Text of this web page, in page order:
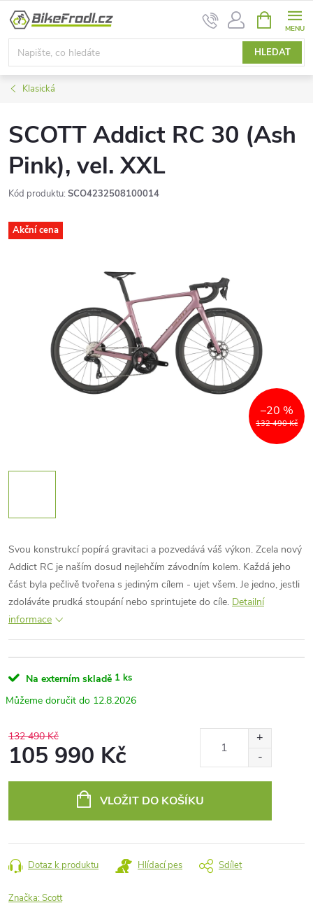
Přejít
obsah
HLEDAT
NÁKUPNÍ
KOŠÍK
Klasická
SCOTT Addict RC 30 (Ash
Pink), vel. XXL
Kód produktu: SCO4232508100014
Akční cena
132 490 Kč
–20 %
Svou konstrukcí popírá gravitaci a pozvedává váš výkon. Zcela nový
Addict RC je naším dosud nejlehčím závodním kolem. Každá jeho
část byla pečlivě tvořena s jediným cílem - ujet všem. Je jedno, jestli
zdoláváte prudká stoupání nebo sprintujete do cíle. Detailní
informace
Na externím skladě 1 ks
12.8.2026
132 490 Kč
105 990 Kč
VLOŽIT DO KOŠÍKU
Dotaz k produktu Hlídací pes Sdílet
Značka:Scott